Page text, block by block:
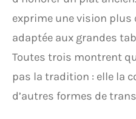
exprime une vision plus
adaptée aux grandes
Toutes trois montrent
pas la tradition : elle la
d’autres formes de